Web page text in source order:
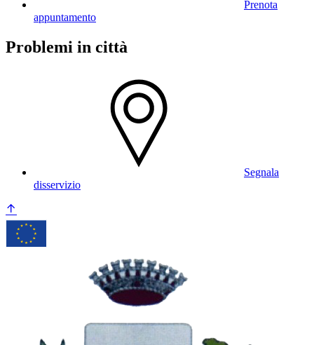
Prenota
appuntamento
Problemi in città
Segnala
disservizio